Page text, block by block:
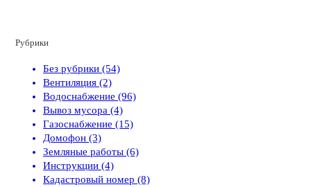
Рубрики
Без рубрики (54)
Вентиляция (2)
Водоснабжение (96)
Вывоз мусора (4)
Газоснабжение (15)
Домофон (3)
Земляные работы (6)
Инструкции (4)
Кадастровый номер (8)